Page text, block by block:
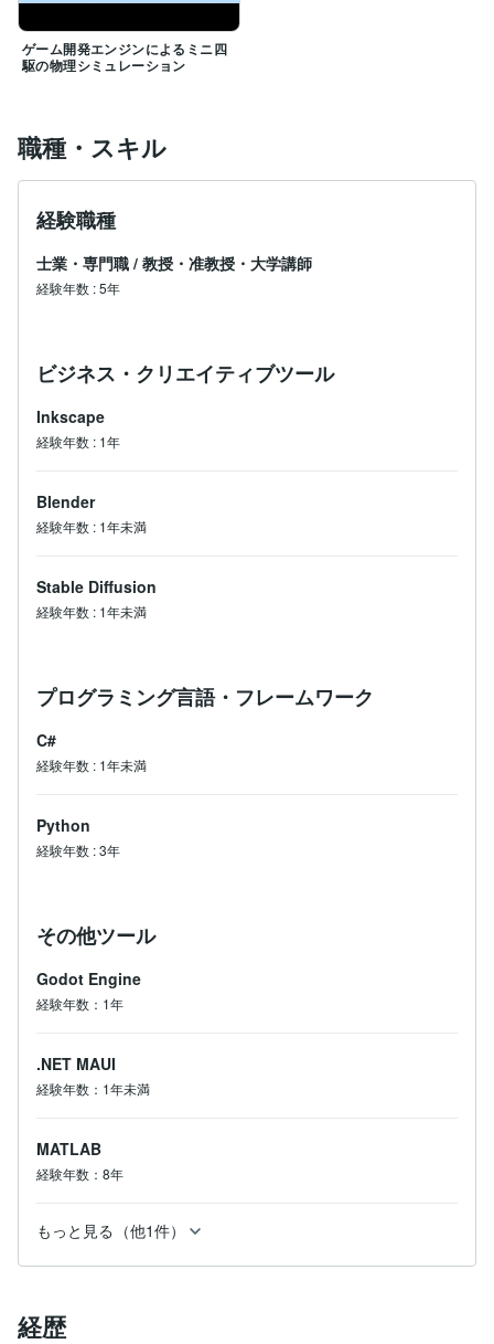
ゲーム開発エンジンによるミニ四
駆の物理シミュレーション
職種・スキル
経験職種
士業・専門職 / 教授・准教授・大学講師
経験年数 :5年
ビジネス・クリエイティブツール
Inkscape
経験年数 : 1年
Blender
経験年数 : 1年未満
Stable Diffusion
経験年数 : 1年未満
プログラミング言語・フレームワーク
C#
経験年数 : 1年未満
Python
経験年数 :3年
その他ツール
Godot Engine
経験年数：1年
.NET MAUI
経験年数：1年未満
MATLAB
経験年数：8年
もっと見る（他1件）
経歴